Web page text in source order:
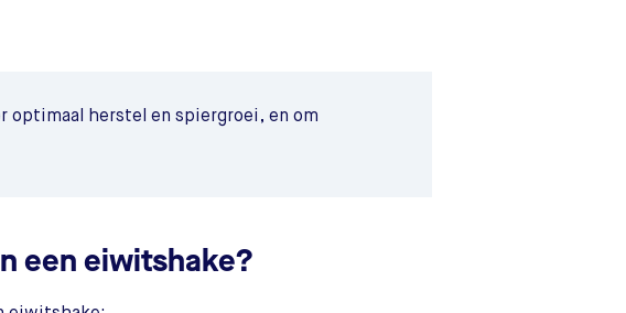
optimaal herstel en spiergroei, en om
een eiwitshake?